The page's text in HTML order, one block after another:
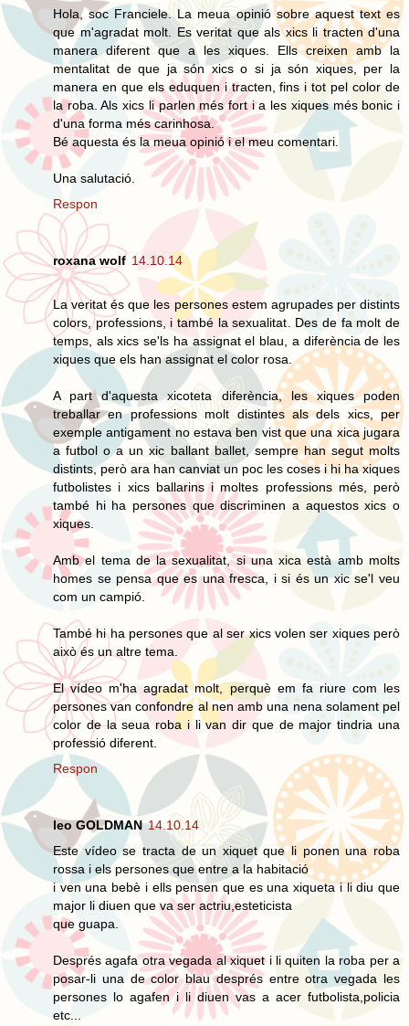
Hola, soc Franciele. La meua opinió sobre aquest text es
que m'agradat molt. Es veritat que als xics li tracten d'una
manera diferent que a les xiques. Ells creixen amb la
mentalitat de que ja són xics o si ja són xiques, per la
manera en que els eduquen i tracten, fins i tot pel color de
la roba. Als xics li parlen més fort i a les xiques més bonic i
d'una forma més carinhosa.
Bé aquesta és la meua opinió i el meu comentari.
Una salutació.
Respon
roxana wolf 14.10.14
La veritat és que les persones estem agrupades per distints
colors, professions, i també la sexualitat. Des de fa molt de
temps, als xics se'ls ha assignat el blau, a diferència de les
xiques que els han assignat el color rosa.
A part d'aquesta xicoteta diferència, les xiques poden
treballar en professions molt distintes als dels xics, per
exemple antigament no estava ben vist que una xica jugara
a futbol o a un xic ballant ballet, sempre han segut molts
distints, però ara han canviat un poc les coses i hi ha xiques
futbolistes i xics ballarins i moltes professions més, però
també hi ha persones que discriminen a aquestos xics o
xiques.
Amb el tema de la sexualitat, si una xica està amb molts
homes se pensa que es una fresca, i si és un xic se'l veu
com un campió.
També hi ha persones que al ser xics volen ser xiques però
això és un altre tema.
El vídeo m'ha agradat molt, perquè em fa riure com les
persones van confondre al nen amb una nena solament pel
color de la seua roba i li van dir que de major tindria una
professió diferent.
Respon
leo GOLDMAN 14.10.14
Este vídeo se tracta de un xiquet que li ponen una roba
rossa i els persones que entre a la habitació
i ven una bebè i ells pensen que es una xiqueta i li diu que
major li diuen que va ser actriu,esteticista
que guapa.
Després agafa otra vegada al xiquet i li quiten la roba per a
posar-li una de color blau després entre otra vegada les
persones lo agafen i li diuen vas a acer futbolista,policia
etc...